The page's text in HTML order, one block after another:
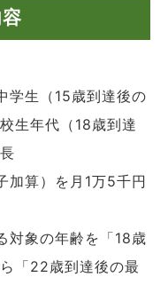
学生（15歳到達後の
生年代（18歳到達
加算）を月1万5千円
対象の年齢を「18歳
「22歳到達後の最